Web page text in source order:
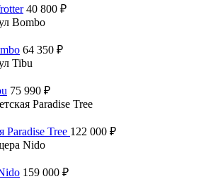
40 800 ₽
64 350 ₽
75 990 ₽
Paradise Tree 122 000 ₽
159 000 ₽